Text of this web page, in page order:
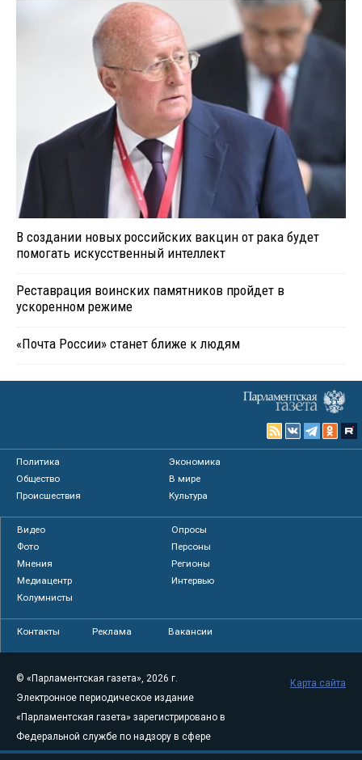
В создании новых российских вакцин от рака будет
помогать искусственный интеллект
Реставрация воинских памятников пройдет в
ускоренном режиме
«Почта России» станет ближе к людям
Политика
Экономика
Общество
В мире
Происшествия
Культура
Видео
Опросы
Фото
Персоны
Мнения
Регионы
Медиацентр
Интервью
Колумнисты
Контакты Реклама Вакансии
© «Парламентская газета», 2026 г.
Электронное периодическое издание
«Парламентская газета» зарегистрировано в
Федеральной службе по надзору в сфере
связи, информационных технологий и
Карта сайта